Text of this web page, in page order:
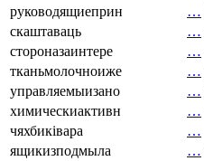
руководящиеприн
…
скаштаваць
…
стороназаинтере
…
тканьмолочноиже
…
управляемыизано
…
химическиактивн
…
чяхбиківара
…
ящикизподмыла
…